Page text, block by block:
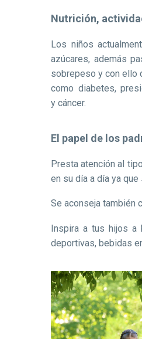
Nutrición,
Los niños
azúcares, además
sobrepeso y con ello
como diabetes,
y cáncer.
El papel de los
Presta atención al
en su día a día ya
Se aconseja también
Inspira a tus hijos a
deportivas, bebidas